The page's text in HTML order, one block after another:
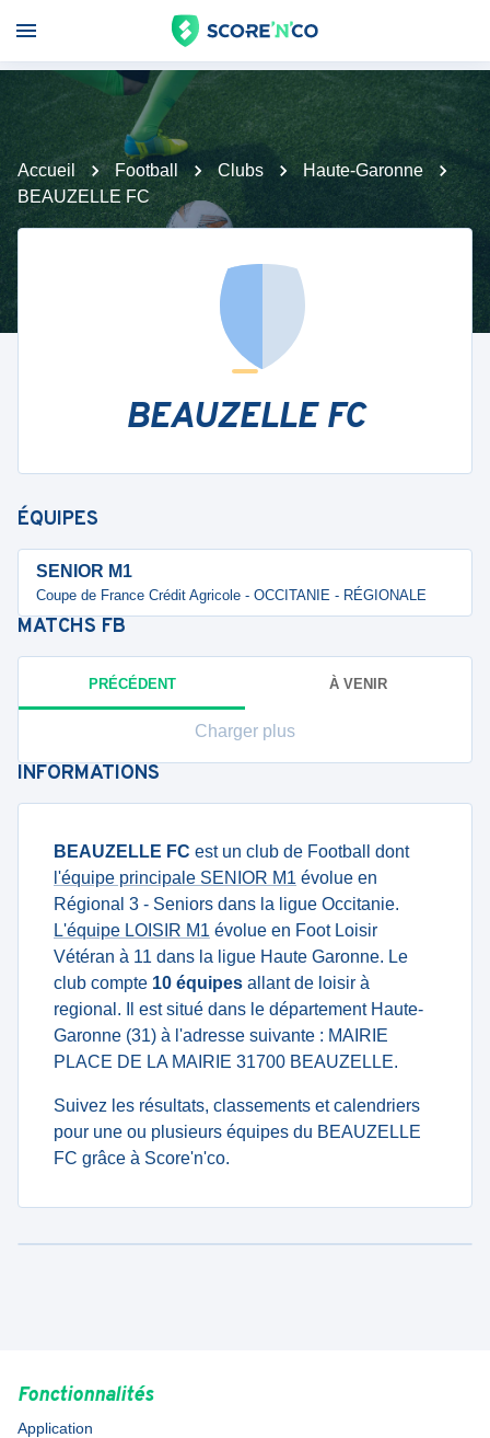
Accueil Football Clubs
Haute-Garonne
BEAUZELLE FC
BEAUZELLE FC
ÉQUIPES
SENIOR M1
Coupe de France Crédit Agricole - OCCITANIE - RÉGIONALE
MATCHS FB
PRÉCÉDENT À VENIR
Charger plus
INFORMATIONS
BEAUZELLE FC est un club de Football dont
l'équipe principale SENIOR M1 évolue en
Régional 3 - Seniors dans la ligue Occitanie.
L'équipe LOISIR M1 évolue en Foot Loisir
Vétéran à 11 dans la ligue Haute Garonne. Le
club compte 10 équipes allant de loisir à
regional. Il est situé dans le département Haute-
Garonne (31) à l'adresse suivante : MAIRIE
PLACE DE LA MAIRIE 31700 BEAUZELLE.
Suivez les résultats, classements et calendriers
pour une ou plusieurs équipes du BEAUZELLE
FC grâce à Score'n'co.
Fonctionnalités
Application